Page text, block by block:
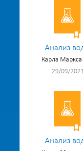
Анализ
Карла Маркса
29/09/
Анализ